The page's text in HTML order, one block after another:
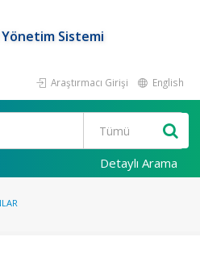
Sistemi
Araştırmacı Girişi English
Detaylı Arama